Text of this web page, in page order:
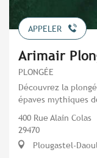
APPELER
Arimair
PLONGÉE
Découvrez la
épaves mythiques
400 Rue Alain Colas
29470
Plougastel-